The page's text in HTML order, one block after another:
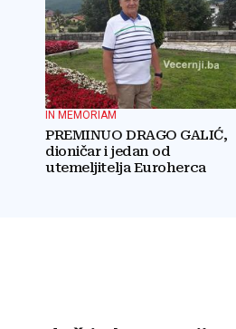
IN MEMORIAM
PREMINUO DRAGO GALIĆ,
dioničar i jedan od
utemeljitelja Euroherca